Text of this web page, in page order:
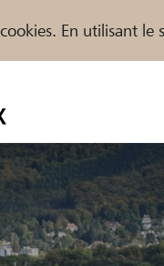
En utilisant
assistance
organisations